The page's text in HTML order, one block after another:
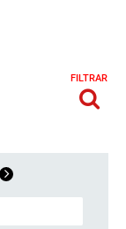
FILTRAR